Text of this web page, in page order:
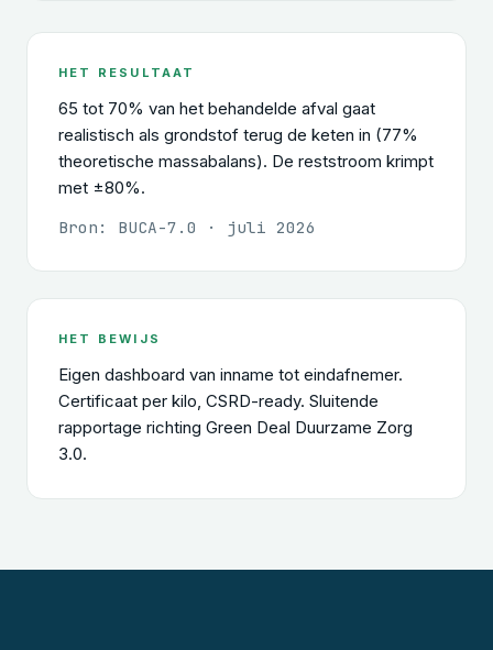
HET RESULTAAT
65 tot 70% van het behandelde afval gaat
realistisch als grondstof terug de keten in (77%
theoretische massabalans). De reststroom krimpt
met ±80%.
Bron: BUCA-7.0 · juli 2026
HET BEWIJS
Eigen dashboard van inname tot eindafnemer.
Certificaat per kilo, CSRD-ready. Sluitende
rapportage richting Green Deal Duurzame Zorg
3.0.